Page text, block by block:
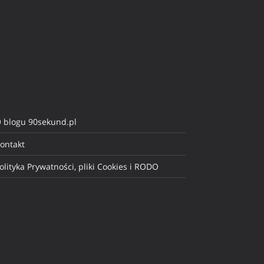
blogu 90sekund.pl
Prywatności, pliki Cookies i RODO